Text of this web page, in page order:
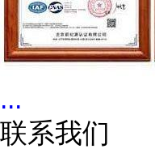
...
联系我们